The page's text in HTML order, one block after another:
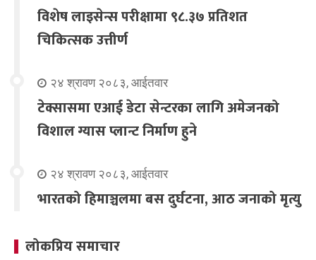
विशेष लाइसेन्स परीक्षामा ९८.३७ प्रतिशत
चिकित्सक उत्तीर्ण
२४ श्रावण २०८३, आईतवार
टेक्सासमा एआई डेटा सेन्टरका लागि अमेजनको
विशाल ग्यास प्लान्ट निर्माण हुने
२४ श्रावण २०८३, आईतवार
भारतको हिमाञ्चलमा बस दुर्घटना, आठ जनाको मृत्यु
लोकप्रिय समाचार